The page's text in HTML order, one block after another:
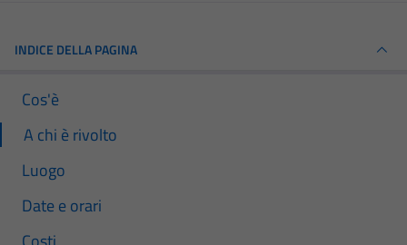
INDICE DELLA PAGINA
Cos'è
A chi è rivolto
Luogo
Date e orari